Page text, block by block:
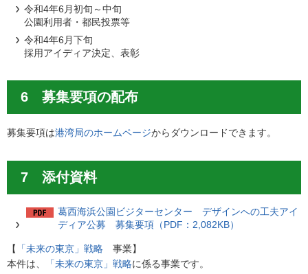
令和4年6月初旬～中旬
公園利用者・都民投票等
令和4年6月下旬
採用アイディア決定、表彰
6 募集要項の配布
募集要項は港湾局のホームページからダウンロードできます。
7 添付資料
葛西海浜公園ビジターセンター デザインへの工夫アイ
ディア公募 募集要項（PDF：2,082KB）
【 「未来の東京」戦略 事業】
本件は、
「未来の東京」戦略に係る事業です。